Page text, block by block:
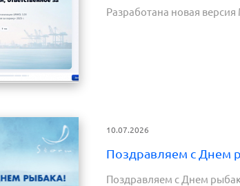
Разработана новая
10.07.2026
Поздравляем с Днем
Поздравляем с Днем